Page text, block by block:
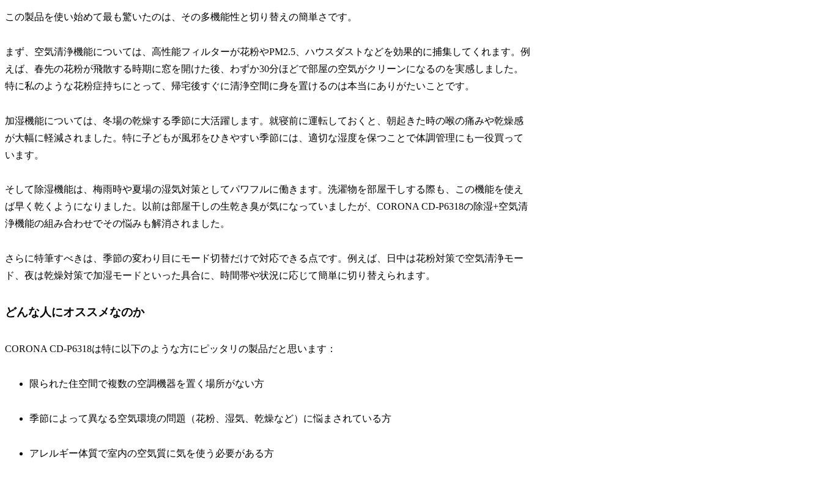
この製品を使い始めて最も驚いたのは、その多機能性と切り替えの簡単さです。
まず、空気清浄機能については、高性能フィルターが花粉やPM2.5、ハウスダストなどを効果的に捕集してくれます。例
えば、春先の花粉が飛散する時期に窓を開けた後、わずか30分ほどで部屋の空気がクリーンになるのを実感しました。
特に私のような花粉症持ちにとって、帰宅後すぐに清浄空間に身を置けるのは本当にありがたいことです。
加湿機能については、冬場の乾燥する季節に大活躍します。就寝前に運転しておくと、朝起きた時の喉の痛みや乾燥感
が大幅に軽減されました。特に子どもが風邪をひきやすい季節には、適切な湿度を保つことで体調管理にも一役買って
います。
そして除湿機能は、梅雨時や夏場の湿気対策としてパワフルに働きます。洗濯物を部屋干しする際も、この機能を使え
ば早く乾くようになりました。以前は部屋干しの生乾き臭が気になっていましたが、CORONA CD-P6318の除湿+空気清
浄機能の組み合わせでその悩みも解消されました。
さらに特筆すべきは、季節の変わり目にモード切替だけで対応できる点です。例えば、日中は花粉対策で空気清浄モー
ド、夜は乾燥対策で加湿モードといった具合に、時間帯や状況に応じて簡単に切り替えられます。
どんな人にオススメなのか
CORONA CD-P6318は特に以下のような方にピッタリの製品だと思います：
限られた住空間で複数の空調機器を置く場所がない方
季節によって異なる空気環境の問題（花粉、湿気、乾燥など）に悩まされている方
アレルギー体質で室内の空気質に気を使う必要がある方